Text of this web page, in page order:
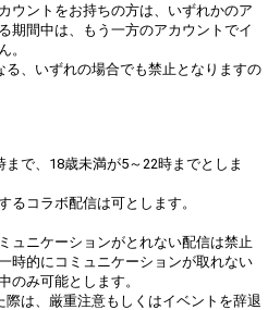
ウントをお持ちの方は、いずれかのア
期間中は、もう一方のアカウントでイ
。
、いずれの場合でも禁止となりますの
で、18歳未満が5～22時までとしま
るコラボ配信は可とします。
ュニケーションがとれない配信は禁止
時的にコミュニケーションが取れない
のみ可能とします。
は、厳重注意もしくはイベントを辞退